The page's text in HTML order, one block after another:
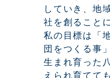
していき、地
社を創ること
私の目標は「
団をつくる事
生まれ育った
えられ育てて